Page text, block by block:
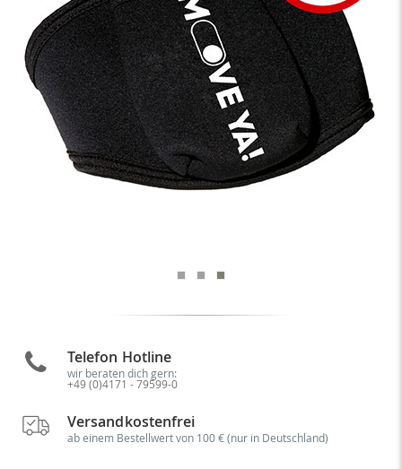
Telefon Hotline
wir beraten dich gern:
+49 (0)4171 - 79599-0
Versandkostenfrei
ab einem Bestellwert von 100 € (nur in Deutschland)